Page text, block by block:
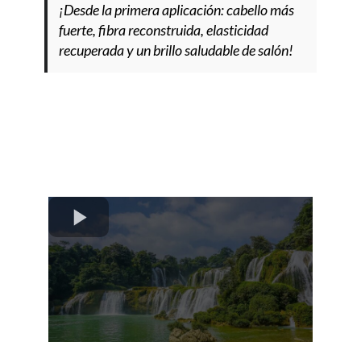
¡Desde la primera aplicación: cabello más
fuerte, fibra reconstruida, elasticidad
recuperada y un brillo saludable de salón!